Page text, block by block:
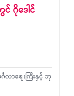
ဂိုဒေါင်
လာဈေးကြီးနှင့် ဘု